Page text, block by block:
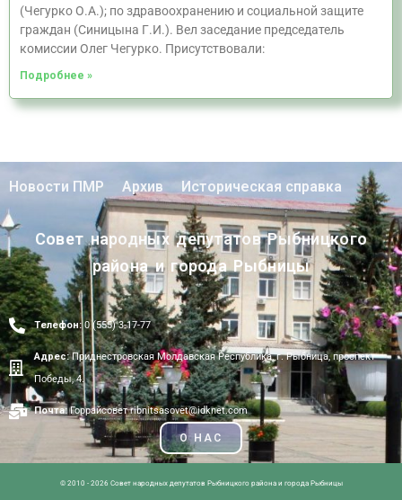
(Чегурко О.А.); по здравоохранению и социальной защите
граждан (Синицына Г.И.). Вел заседание председатель
комиссии Олег Чегурко. Присутствовали:
Подробнее »
Новости ПМР Архив Историческая справка
Совет народных депутатов Рыбницкого
района и города Рыбницы
Телефон:0 (555) 3-17-77
Адрес:Приднестровская Молдавская Республика, г. Рыбница, проспект
Победы, 4.
Почта:Горрайсовет ribnitsasovet@idknet.com
О НАС
© 2010 - 2026 Совет народных депутатов Рыбницкого района и города Рыбницы